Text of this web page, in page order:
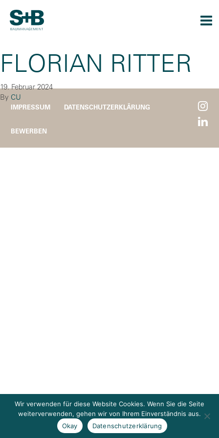
FLORIAN RITTER
19. Februar 2024
By CU
IMPRESSUM DATENSCHUTZERKLÄRUNG
BEWERBEN
Wir verwenden für diese Website Cookies. Wenn Sie die Seite
weiterverwenden, gehen wir von Ihrem Einverständnis aus.
Okay
Datenschutzerklärung